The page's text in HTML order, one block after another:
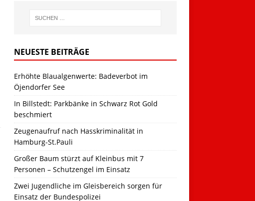
NEUESTE BEITRÄGE
Erhöhte Blaualgenwerte: Badeverbot im
Öjendorfer See
In Billstedt: Parkbänke in Schwarz Rot Gold
beschmiert
Zeugenaufruf nach Hasskriminalität in
Hamburg-St.Pauli
Großer Baum stürzt auf Kleinbus mit 7
Personen – Schutzengel im Einsatz
Zwei Jugendliche im Gleisbereich sorgen für
Einsatz der Bundespolizei